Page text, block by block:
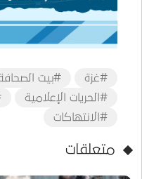
#غزة #بيت
#الحريات الإعلامية
#الانتهاكات
متعلقات